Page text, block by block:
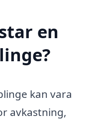
en
kan vara
avkastning,